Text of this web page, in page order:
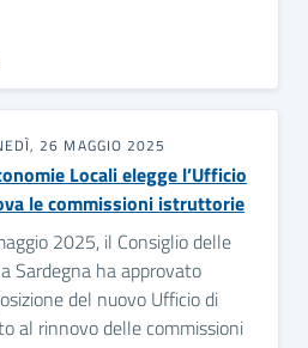
26 MAGGIO 2025
Locali elegge l’Ufficio
le commissioni istruttorie
2025, il Consiglio delle
Sardegna ha approvato
del nuovo Ufficio di
al rinnovo delle commissioni